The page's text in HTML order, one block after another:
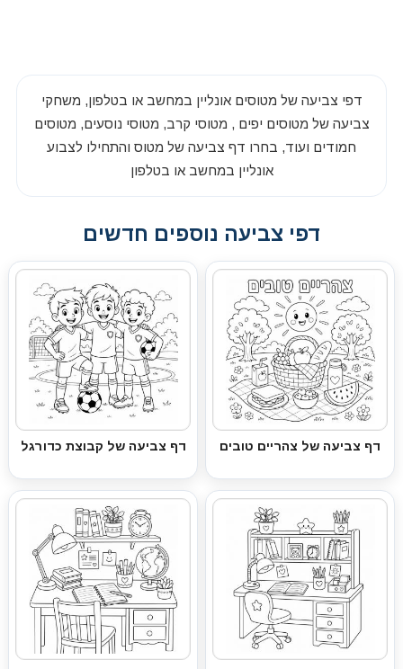
דפי צביעה של מטוסים אונליין במחשב או בטלפון, משחקי
צביעה של מטוסים יפים , מטוסי קרב, מטוסי נוסעים, מטוסים
חמודים ועוד, בחרו דף צביעה של מטוס והתחילו לצבוע
אונליין במחשב או בטלפון
דפי צביעה נוספים חדשים
דף צביעה של צהריים טובים דף צביעה של קבוצת כדורגל